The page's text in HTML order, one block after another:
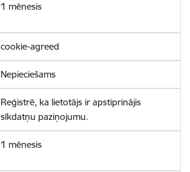
1 mēnesis
cookie-agreed
Nepieciešams
Reģistrē, ka lietotājs ir apstiprinājis
sīkdatņu paziņojumu.
1 mēnesis